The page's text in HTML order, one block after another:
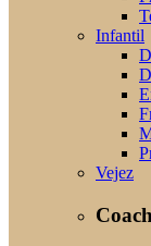
Infantil
Vejez